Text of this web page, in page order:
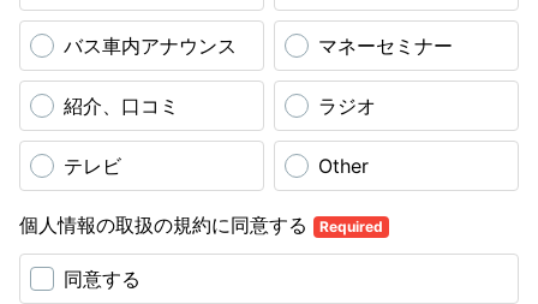
バス車内アナウンス マネーセミナー
紹介、口コミ ラジオ
テレビ Other
個人情報の取扱の規約に同意する Required
同意する